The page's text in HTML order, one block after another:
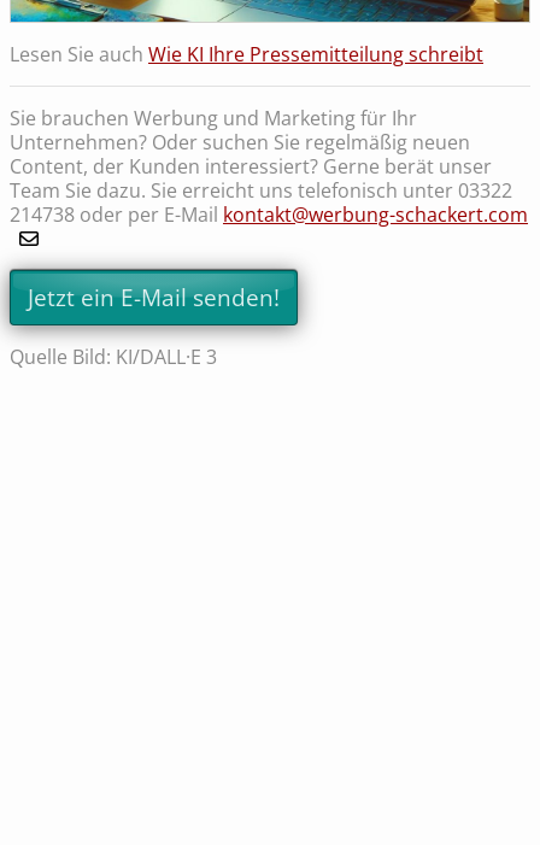
Lesen Sie auch Wie KI Ihre Pressemitteilung schreibt
Sie brauchen Werbung und Marketing für Ihr
Unternehmen? Oder suchen Sie regelmäßig neuen
Content, der Kunden interessiert? Gerne berät unser
Team Sie dazu. Sie erreicht uns telefonisch unter 03322
214738 oder per E-Mail kontakt@werbung-schackert.com
Jetzt ein E-Mail senden!
Quelle Bild: KI/DALL·E 3